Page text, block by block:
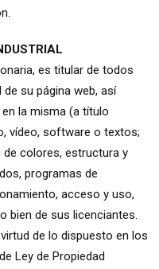
es titular de todos
su página web, así
la misma (a título
vídeo, software o textos;
colores, estructura y
programas de
acceso y uso,
bien de sus licenciantes.
de lo dispuesto en los
Ley de Propiedad